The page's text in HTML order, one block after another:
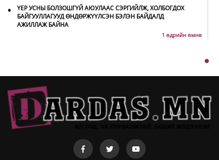
•
ҮЕР УСНЫ БОЛЗОШГҮЙ АЮУЛААС СЭРГИЙЛЖ, ХОЛБОГДОХ
БАЙГУУЛЛАГУУД ӨНДӨРЖҮҮЛСЭН БЭЛЭН БАЙДАЛД
АЖИЛЛАЖ БАЙНА
1 өдрийн өмнө
МОНГОЛ УЛС “COP17”-Д “ТАЛ ХЭЭРИЙН ТӨЛӨВЛӨГӨӨ”-ГӨӨ
ТАНИЛЦУУЛНА
1 өдрийн өмнө
•
НӨӨЦИЙН МАХНЫ ХУДАЛДАА, БОРЛУУЛАЛТЫГ НЭЭЛТТЭЙ
ИЛ ТОД БОЛГОНО
БҮХ ШАТАНД ХЭМНЭЛТИЙН ГОРИМД ШИЛЖИЖ, НАЙР
НААДАМ, ЗӨВЛӨГӨӨН, ГАДААД ТОМИЛОЛТЫГ ХОРИГЛОЛОО